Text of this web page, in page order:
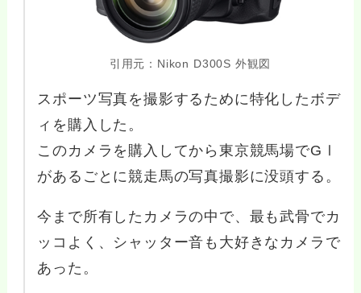
引用元：Nikon D300S 外観図
スポーツ写真を撮影するために特化したボデ
ィを購入した。
このカメラを購入してから東京競馬場でGⅠ
があるごとに競走馬の写真撮影に没頭する。
今まで所有したカメラの中で、最も武骨でカ
ッコよく、シャッター音も大好きなカメラで
あった。